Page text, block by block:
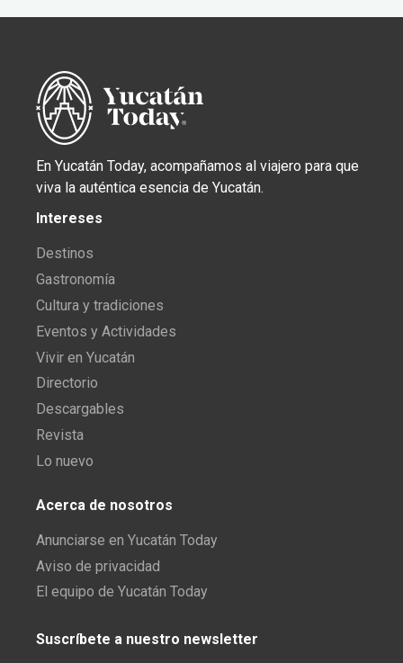
En Yucatán Today, acompañamos al viajero para que
viva la auténtica esencia de Yucatán.
Intereses
Destinos
Gastronomía
Cultura y tradiciones
Eventos y Actividades
Vivir en Yucatán
Directorio
Descargables
Revista
Lo nuevo
Acerca de nosotros
Anunciarse en Yucatán Today
Aviso de privacidad
El equipo de Yucatán Today
Suscríbete a nuestro newsletter